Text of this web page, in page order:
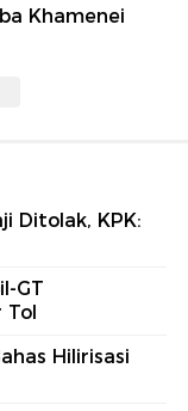
Khamenei
Ditolak, KPK:
GT
Tol
Hilirisasi